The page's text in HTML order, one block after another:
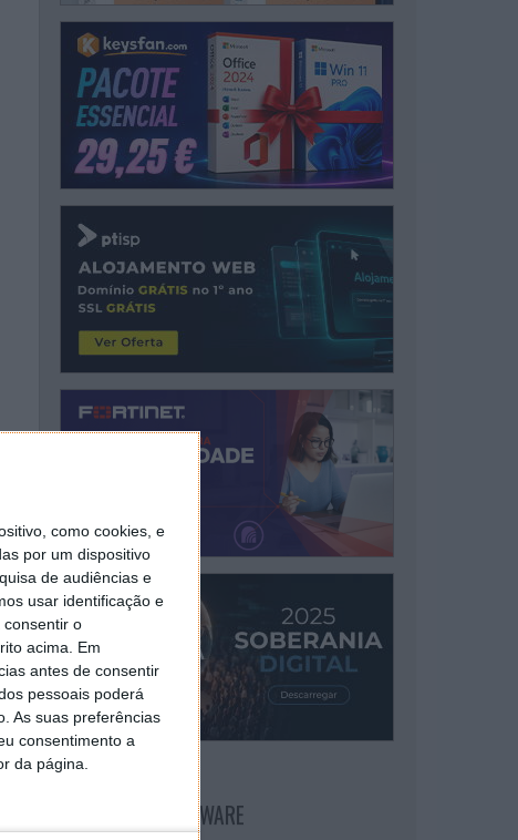
como cookies, e
por um dispositivo
de audiências e
usar identificação e
consentir o
acima. Em
antes de consentir
pessoais poderá
As suas preferências
consentimento a
da página.
NEWSLETTER PPLWARE